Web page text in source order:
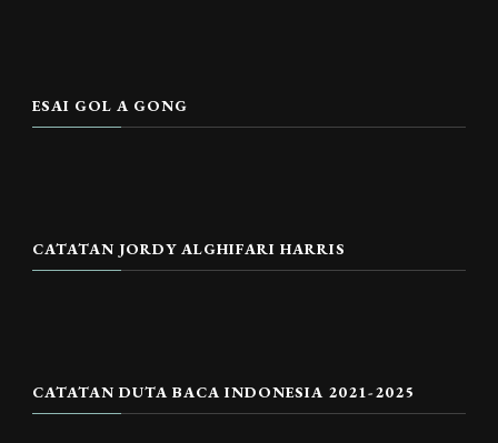
ESAI GOL A GONG
CATATAN JORDY ALGHIFARI HARRIS
CATATAN DUTA BACA INDONESIA 2021-2025